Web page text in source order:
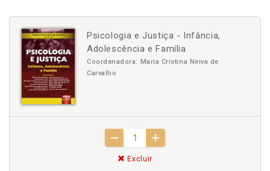
Psicologia e Justiça - Infância,
Adolescência e Família
Coordenadora: Maria Cristina Neiva de
Carvalho
Excluir